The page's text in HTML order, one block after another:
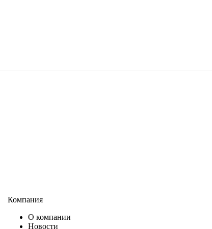
Компания
О компании
Новости